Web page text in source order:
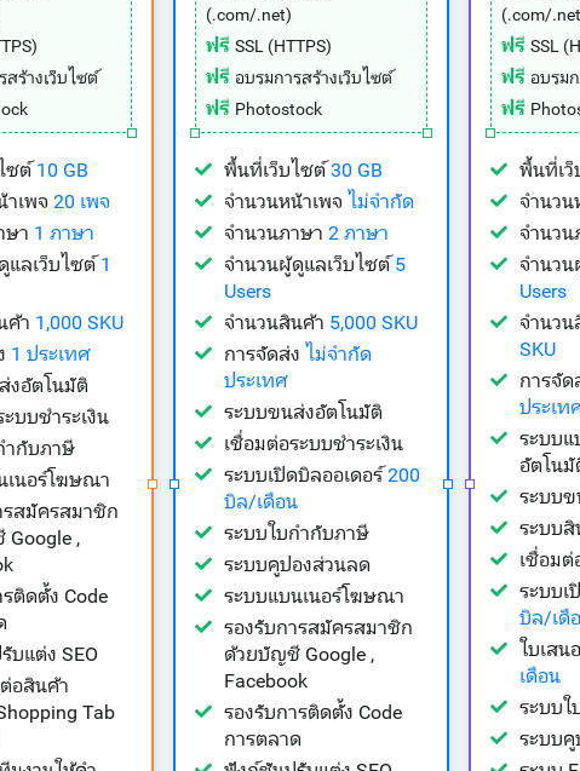
สร้างเว็บไซต์
ซต์10 GB
าเพจ20 เพจ
ษา 1 ภาษา
แลเว็บไซต์1
ค้า 1,000 SKU
1 ประเทศ
งอัตโนมัติ
บบชำระเงิน
ำกับภาษี
เนอร์โฆษณา
รสมัครสมาชิก
,
ติดตั้ง Code
บแต่ง SEO
อสินค้า
Tab
(.com/.net)
ฟรี SSL (HTTPS)
ฟรี อบรมการสร้างเว็บไซต์
ฟรี Photostock
พื้นที่เว็บไซต์30 GB
จำนวนหน้าเพจไม่จำกัด
จำนวนภาษา2 ภาษา
จำนวนผู้ดูแลเว็บไซต์5
Users
จำนวนสินค้า 5,000 SKU
การจัดส่งไม่จำกัด
ประเทศ
ระบบขนส่งอัตโนมัติ
เชื่อมต่อระบบชำระเงิน
ระบบเปิดบิลออเดอร์200
บิล/เดือน
ระบบใบกำกับภาษี
ระบบคูปองส่วนลด
ระบบแบนเนอร์โฆษณา
รองรับการสมัครสมาชิก
ด้วยบัญชี Google ,
Facebook
รองรับการติดตั้ง Code
การตลาด
(.com/
ฟรี SSL
ฟรี อบรม
ฟรี
พื้นที่เ
จำนวน
จำนวน
จำนว
Users
จำนวน
SKU
การจัด
ประเท
ระบบแ
อัตโนมั
ระบบ
ระบบ
เชื่อมต่
ระบบเ
บิล/เดื
ใบเสน
เดือน
ระบบใ
ระบบ